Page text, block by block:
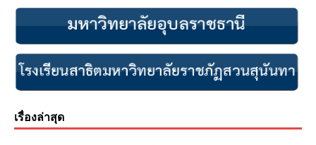
เรื่องล่าสุด